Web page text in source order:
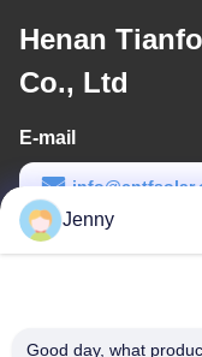
Henan
Co., Ltd
E-mail
Orario di lavoro
Jenny
Good day, what